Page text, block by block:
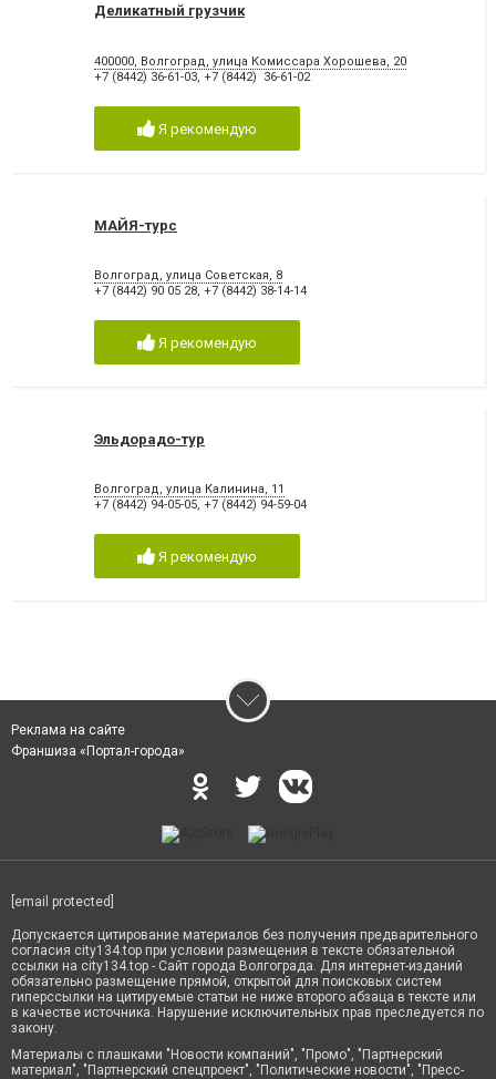
Деликатный грузчик
400000, Волгоград, улица Комиссара Хорошева, 20
+7 (8442) 36-61-03 +7 (8442) 36-61-02
Я рекомендую
МАЙЯ-турс
Волгоград, улица Советская, 8
+7 (8442) 90 05 28, +7 (8442) 38-14-14
Я рекомендую
Эльдорадо-тур
Волгоград, улица Калинина, 11
+7 (8442) 94-05-05, +7 (8442) 94-59-04
Я рекомендую
Реклама на сайте
Франшиза «Портал-города»
[email protected]
Допускается цитирование материалов без получения предварительного
согласия city134.top при условии размещения в тексте обязательной
ссылки на city134.top - Сайт города Волгограда. Для интернет-изданий
обязательно размещение прямой, открытой для поисковых систем
гиперссылки на цитируемые статьи не ниже второго абзаца в тексте или
в качестве источника. Нарушение исключительных прав преследуется по
закону.
Материалы с плашками "Новости компаний", "Промо", "Партнерский
материал", "Партнерский спецпроект", "Политические новости", "Пресс-